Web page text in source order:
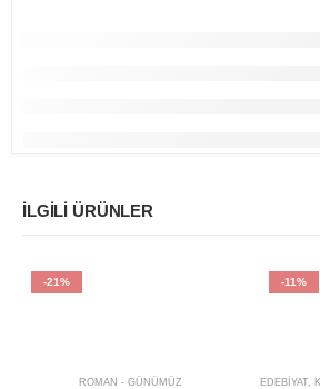
İLGILI ÜRÜNLER
-21%
ROMAN - GÜNÜMÜZ
-11%
EDEBIYAT